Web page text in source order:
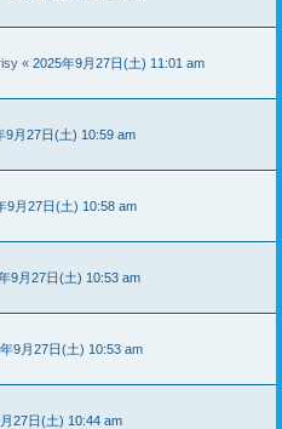
« 2025年9月27日(土) 11:01 am
9月27日(土) 10:59 am
9月27日(土) 10:58 am
9月27日(土) 10:53 am
9月27日(土) 10:53 am
27日(土) 10:44 am